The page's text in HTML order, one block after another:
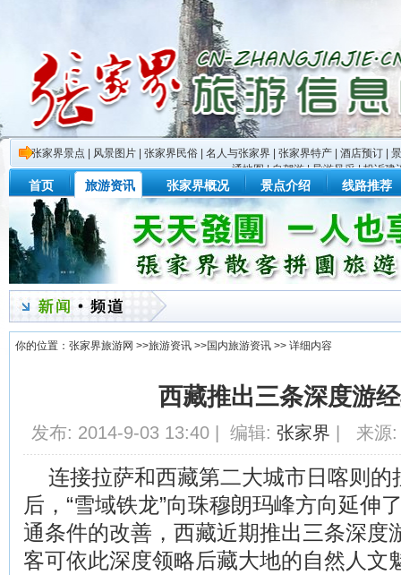
张家界景点 风景图片 张家界民俗 名人与张家界 张家界特产 酒店预订
通地图|自驾游|导游风采|投诉建
首页 旅游资讯 张家界概况 景点介绍 线路推荐
你的位置： 张家界旅游网 >>旅游资讯 >>国内旅游资讯 >> 详细内容
西藏推出三条深度游
发布: 2014-9-03 13:40 | 编辑: 张家界 | 来源:
连接拉萨和西藏第二大城市日喀则的
后，“雪域铁龙”向珠穆朗玛峰方向延伸
通条件的改善，西藏近期推出三条深度
客可依此深度领略后藏大地的自然人文